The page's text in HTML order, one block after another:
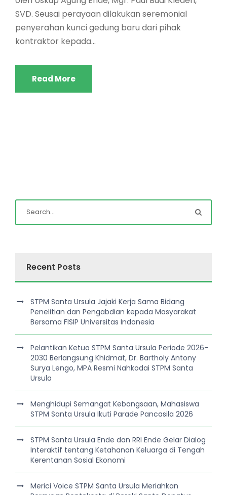
SVD. Seusai perayaan dilakukan seremonial
penyerahan kunci gedung baru dari pihak
kontraktor kepada...
Read More
Recent Posts
STPM Santa Ursula Jajaki Kerja Sama Bidang
Penelitian dan Pengabdian kepada Masyarakat
Bersama FISIP Universitas Indonesia
Pelantikan Ketua STPM Santa Ursula Periode 2026–
2030 Berlangsung Khidmat, Dr. Bartholy Antony
Surya Lengo, MPA Resmi Nahkodai STPM Santa
Ursula
Menghidupi Semangat Kebangsaan, Mahasiswa
STPM Santa Ursula Ikuti Parade Pancasila 2026
STPM Santa Ursula Ende dan RRI Ende Gelar Dialog
Interaktif tentang Ketahanan Keluarga di Tengah
Kerentanan Sosial Ekonomi
Merici Voice STPM Santa Ursula Meriahkan